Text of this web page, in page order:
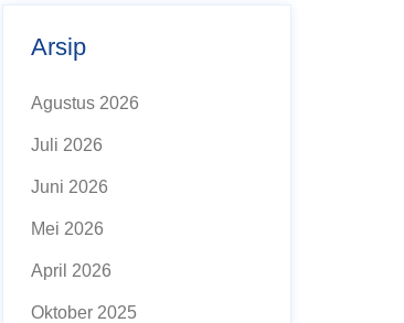
Arsip
Agustus 2026
Juli 2026
Juni 2026
Mei 2026
April 2026
Oktober 2025